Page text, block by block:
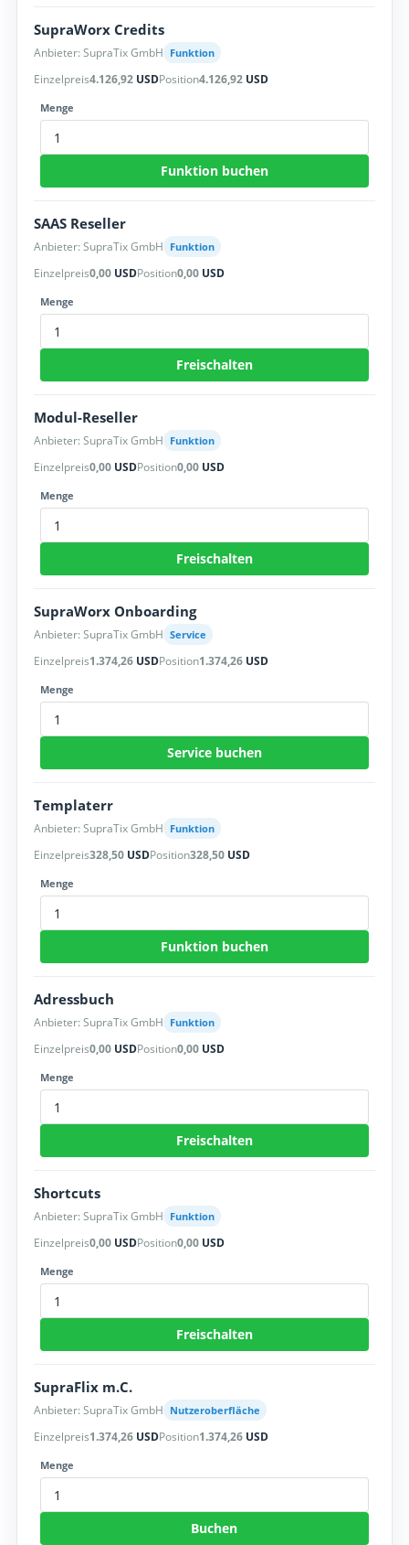
SupraWorx Credits
Anbieter: SupraTix GmbH Funktion
Einzelpreis4.126,92USDPosition4.126,92USD
Menge
Funktion buchen
SAAS Reseller
Anbieter: SupraTix GmbH Funktion
Einzelpreis0,00USDPosition0,00USD
Menge
Freischalten
Modul-Reseller
Anbieter: SupraTix GmbH Funktion
Einzelpreis0,00USDPosition0,00USD
Menge
Freischalten
SupraWorx Onboarding
Anbieter: SupraTix GmbH Service
Einzelpreis1.374,26USDPosition1.374,26USD
Menge
Service buchen
Templaterr
Anbieter: SupraTix GmbH Funktion
Einzelpreis328,50USDPosition328,50USD
Menge
Funktion buchen
Adressbuch
Anbieter: SupraTix GmbH Funktion
Einzelpreis0,00USDPosition0,00USD
Menge
Freischalten
Shortcuts
Anbieter: SupraTix GmbH Funktion
Einzelpreis0,00USDPosition0,00USD
Menge
Freischalten
SupraFlix m.C.
Anbieter: SupraTix GmbH Nutzeroberfläche
Einzelpreis1.374,26USDPosition1.374,26USD
Menge
Buchen